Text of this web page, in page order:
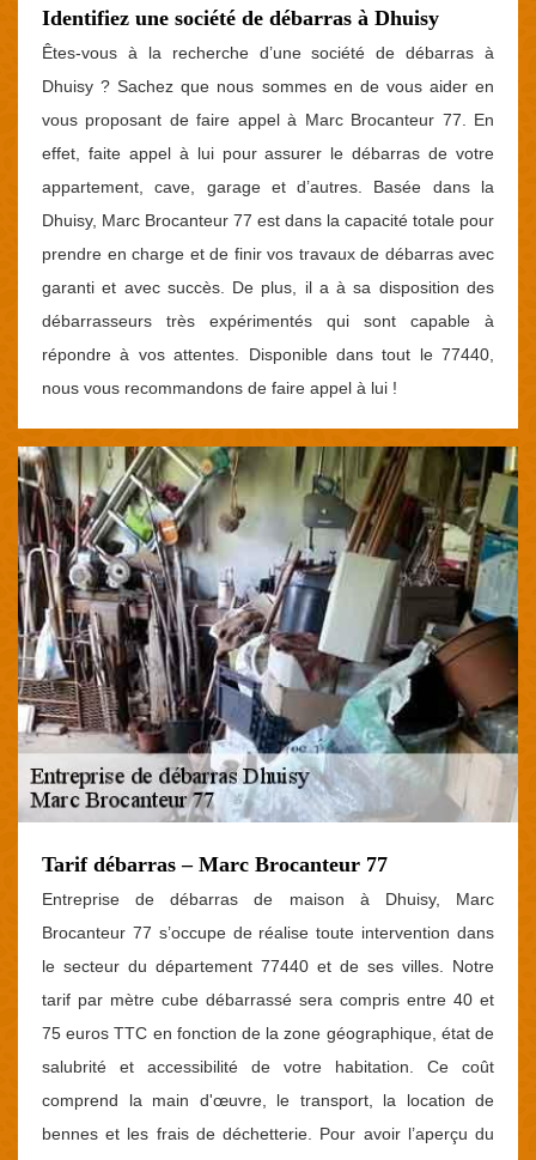
Identifiez une société de débarras à Dhuisy
Êtes-vous à la recherche d’une société de débarras à
Dhuisy ? Sachez que nous sommes en de vous aider en
vous proposant de faire appel à Marc Brocanteur 77. En
effet, faite appel à lui pour assurer le débarras de votre
appartement, cave, garage et d’autres. Basée dans la
Dhuisy, Marc Brocanteur 77 est dans la capacité totale pour
prendre en charge et de finir vos travaux de débarras avec
garanti et avec succès. De plus, il a à sa disposition des
débarrasseurs très expérimentés qui sont capable à
répondre à vos attentes. Disponible dans tout le 77440,
nous vous recommandons de faire appel à lui !
Tarif débarras – Marc Brocanteur 77
Entreprise de débarras de maison à Dhuisy, Marc
Brocanteur 77 s’occupe de réalise toute intervention dans
le secteur du département 77440 et de ses villes. Notre
tarif par mètre cube débarrassé sera compris entre 40 et
75 euros TTC en fonction de la zone géographique, état de
salubrité et accessibilité de votre habitation. Ce coût
comprend la main d'œuvre, le transport, la location de
bennes et les frais de déchetterie. Pour avoir l’aperçu du